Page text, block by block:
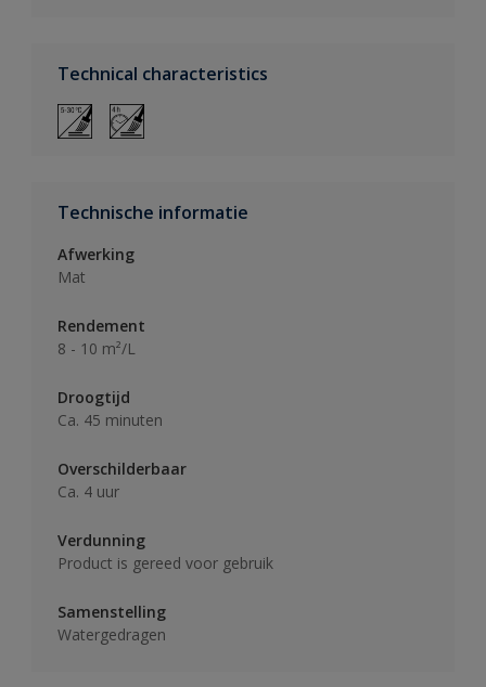
Technical characteristics
Technische informatie
Afwerking
Mat
Rendement
8 - 10 m²/L
Droogtijd
Ca. 45 minuten
Overschilderbaar
Ca. 4 uur
Verdunning
Product is gereed voor gebruik
Samenstelling
Watergedragen